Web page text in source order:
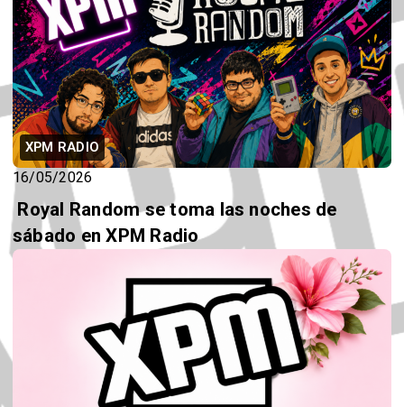
XPM RADIO
16/05/2026
️ Royal Random se toma las noches de
sábado en XPM Radio